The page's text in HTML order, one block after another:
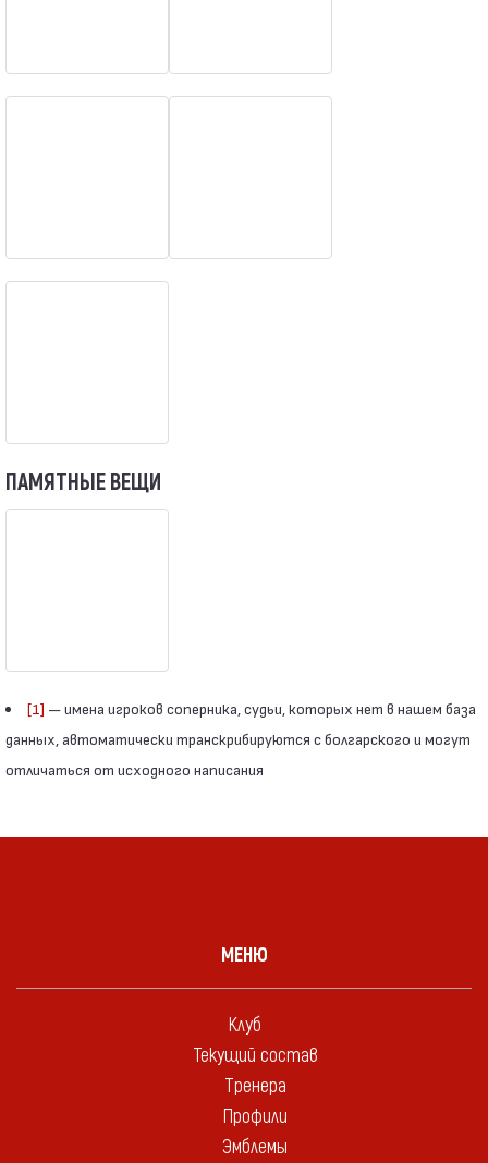
ПАМЯТНЫЕ ВЕЩИ
[1] — имена игроков соперника, судьи, которых нет в нашем база
данных, автоматически транскрибируются с болгарского и могут
отличаться от исходного написания
МЕНЮ
Клуб
Текущий состав
Тренера
Профили
Эмблемы